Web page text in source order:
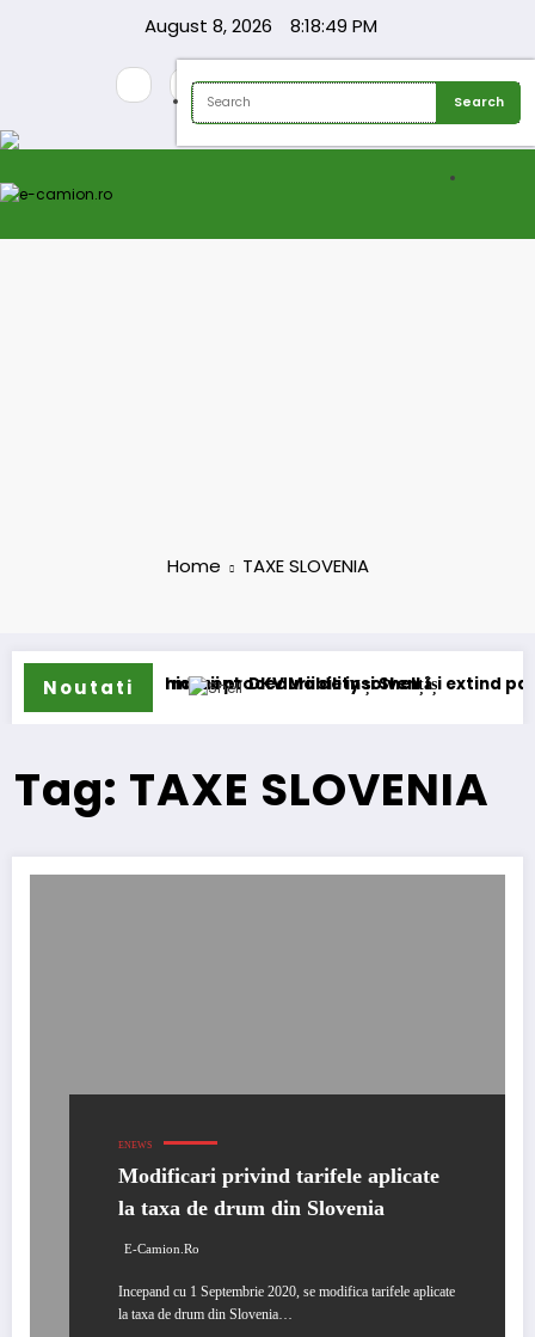
August 8, 2026 8:18:50 PM
Home TAXE SLOVENIA
Noutati
permanent
deschiderii procedurii de insolvență
DKV Mobility și Shell își extind
Tag: TAXE SLOVENIA
ENEWS
Modificari privind tarifele aplicate
la taxa de drum din Slovenia
E-Camion.ro
Incepand cu 1 Septembrie 2020, se modifica tarifele aplicate
la taxa de drum din Slovenia…